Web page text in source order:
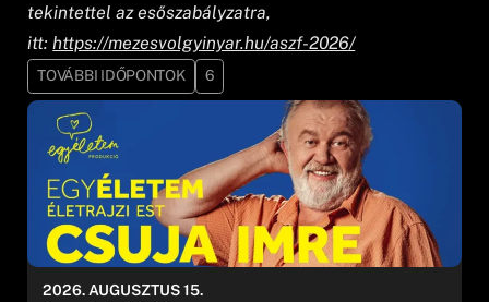
tekintettel az esőszabályzatra,
itt: https://mezesvolgyinyar.hu/aszf-2026/
TOVÁBBI IDŐPONTOK 6
2026. AUGUSZTUS 15.